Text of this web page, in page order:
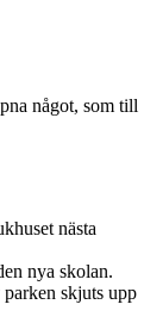
något, som till
nästa
nya skolan.
skjuts upp